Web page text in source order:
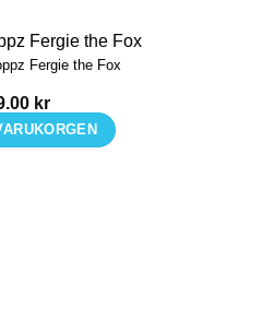
Fergie the Fox
kr